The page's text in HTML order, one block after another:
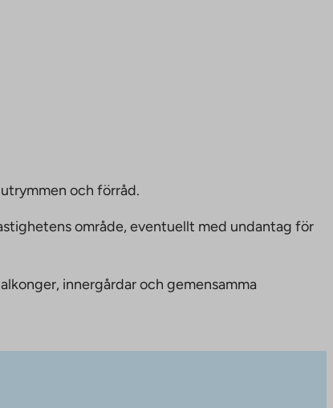
och förråd.
område, eventuellt med undantag för
innergårdar och gemensamma